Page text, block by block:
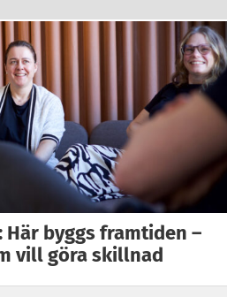
Här byggs framtiden –
vill göra skillnad